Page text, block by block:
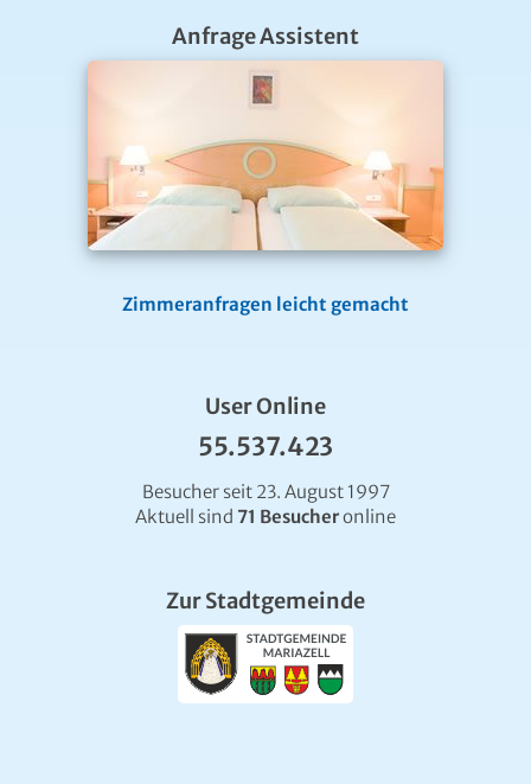
Anfrage Assistent
Zimmeranfragen leicht gemacht
User Online
55.537.423
Besucher seit 23. August 1997
Aktuell sind 71 Besucheronline
Zur Stadtgemeinde